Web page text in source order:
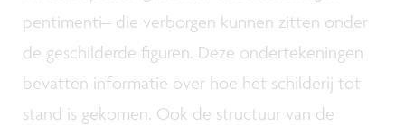
pentimenti– die verborgen kunnen zitten onder
de geschilderde figuren. Deze ondertekeningen
bevatten informatie over hoe het schilderij tot
stand is gekomen. Ook de structuur van de